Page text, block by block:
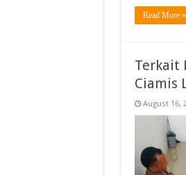
Read More »
Terkait
Ciamis
August 16,